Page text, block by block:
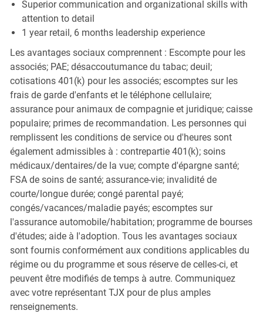
Superior communication and organizational skills with
attention to detail
1 year retail, 6 months leadership experience
Les avantages sociaux comprennent : Escompte pour les
associés; PAE; désaccoutumance du tabac; deuil;
cotisations 401(k) pour les associés; escomptes sur les
frais de garde d'enfants et le téléphone cellulaire;
assurance pour animaux de compagnie et juridique; caisse
populaire; primes de recommandation. Les personnes qui
remplissent les conditions de service ou d'heures sont
également admissibles à : contrepartie 401(k); soins
médicaux/dentaires/de la vue; compte d'épargne santé;
FSA de soins de santé; assurance-vie; invalidité de
courte/longue durée; congé parental payé;
congés/vacances/maladie payés; escomptes sur
l'assurance automobile/habitation; programme de bourses
d'études; aide à l'adoption. Tous les avantages sociaux
sont fournis conformément aux conditions applicables du
régime ou du programme et sous réserve de celles-ci, et
peuvent être modifiés de temps à autre. Communiquez
avec votre représentant TJX pour de plus amples
renseignements.